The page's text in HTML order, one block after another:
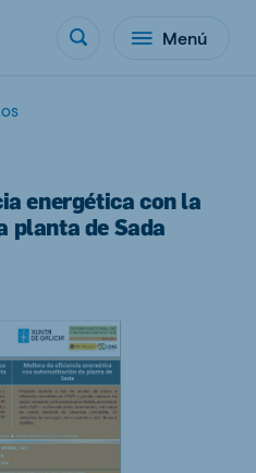
Menú
energética con la
planta de Sada